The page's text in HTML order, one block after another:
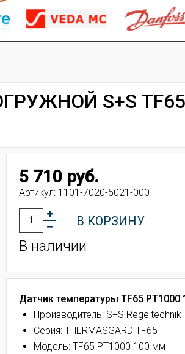
S+S TF65
5 710 руб.
Артикул: 1101-7020-5021-000
В КОРЗИНУ
В наличии
Датчик температуры TF65 PT1000
Производитель: S+S Regeltechnik
Серия: THERMASGARD TF65
Модель: TF65 PT1000 100 мм